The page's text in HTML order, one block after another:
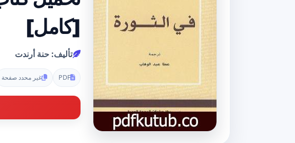
[كامل]
تأليف: حنة أرندت
PDF غير محدد صفحة